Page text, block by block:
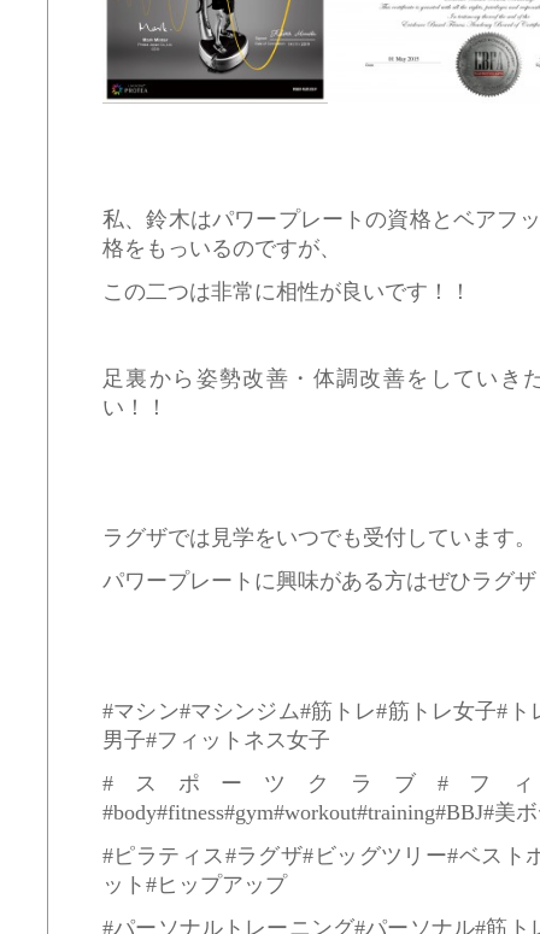
私、鈴木はパワープレートの資格とベアフ
格をもっいるのですが、
この二つは非常に相性が良いです！！
足裏から姿勢改善・体調改善をしていき
い！！
ラグザでは見学をいつでも受付しています。
パワープレートに興味がある方はぜひラグ
#マシン#マシンジム#筋トレ#筋トレ女子#
男子#フィットネス女子
#スポーツクラブ#フ
#body#fitness#gym#workout#training#BBJ#美
#ピラティス#ラグザ#ビッグツリー#ベスト
ット#ヒップアップ
#パーソナルトレーニング#パーソナル#筋